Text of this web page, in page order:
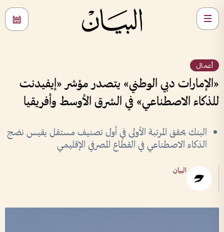
أعمال
«الإمارات دبي الوطني» يتصدر مؤشر «إيفيدنت
للذكاء الاصطناعي» في الشرق الأوسط وأفريقيا
البنك يحقق المرتبة الأولى في أول تصنيف مستقل يقيس نضج
الذكاء الاصطناعي في القطاع المصرفي الإقليمي
البيان